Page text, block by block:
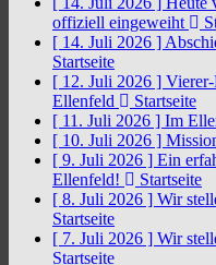
offiziell eingeweiht
[ 14. Juli 2026 ]
Startseite
[ 12. Juli 2026 ] Vierer-
Ellenfeld
Startseite
[ 11. Juli 2026 ] Im
[ 10. Juli 2026 ]
[ 9. Juli 2026 ] Ein
Ellenfeld!
Startseite
[ 8. Juli 2026 ] Wir
Startseite
[ 7. Juli 2026 ] Wir
Startseite